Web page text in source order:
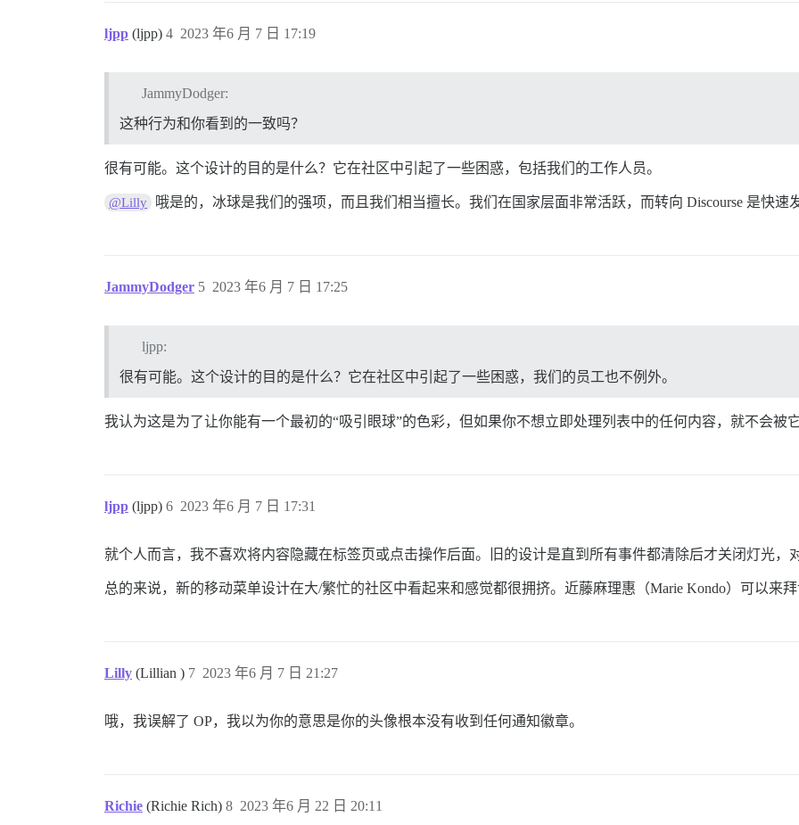
ljpp (ljpp) 2023 年6 月 7 日 17:19
4
JammyDodger:
这种行为和你看到的一致吗？
很有可能。这个设计的目的是什么？它在社区中引起了一些困惑，包括我们的工作人员。
@Lilly 哦是的，冰球是我们的强项，而且我们相当擅长。我们在国家层面非常活跃，而转向 Discourse 是快速
JammyDodger 2023 年6 月 7 日 17:25
5
ljpp:
很有可能。这个设计的目的是什么？它在社区中引起了一些困惑，我们的员工也不例外。
我认为这是为了让你能有一个最初的“吸引眼球”的色彩，但如果你不想立即处理列表中的任何内容，就不会被它
ljpp (ljpp) 2023 年6 月 7 日 17:31
6
就个人而言，我不喜欢将内容隐藏在标签页或点击操作后面。旧的设计是直到所有事件都清除后才关闭灯光，
总的来说，新的移动菜单设计在大/繁忙的社区中看起来和感觉都很拥挤。近藤麻理惠（Marie Kondo）可以来拜
Lilly (Lillian ) 2023 年6 月 7 日 21:27
7
哦，我误解了 OP，我以为你的意思是你的头像根本没有收到任何通知徽章。
Richie (Richie Rich) 2023 年6 月 22 日 20:11
8